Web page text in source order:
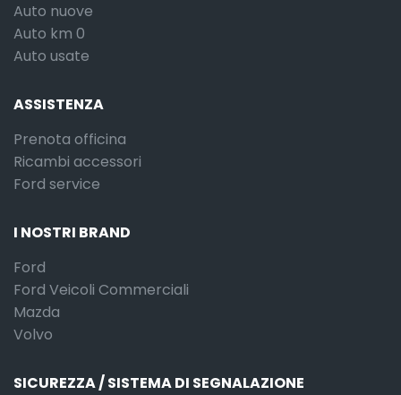
Auto nuove
Auto km 0
Auto usate
ASSISTENZA
Prenota officina
Ricambi accessori
Ford service
I NOSTRI BRAND
Ford
Ford Veicoli Commerciali
Mazda
Volvo
SICUREZZA / SISTEMA DI SEGNALAZIONE